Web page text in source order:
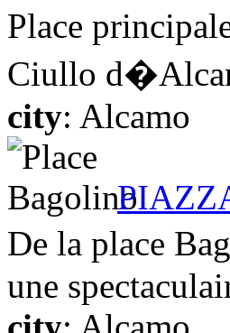
Place
Ciullo
city: Alcamo
De la place
une